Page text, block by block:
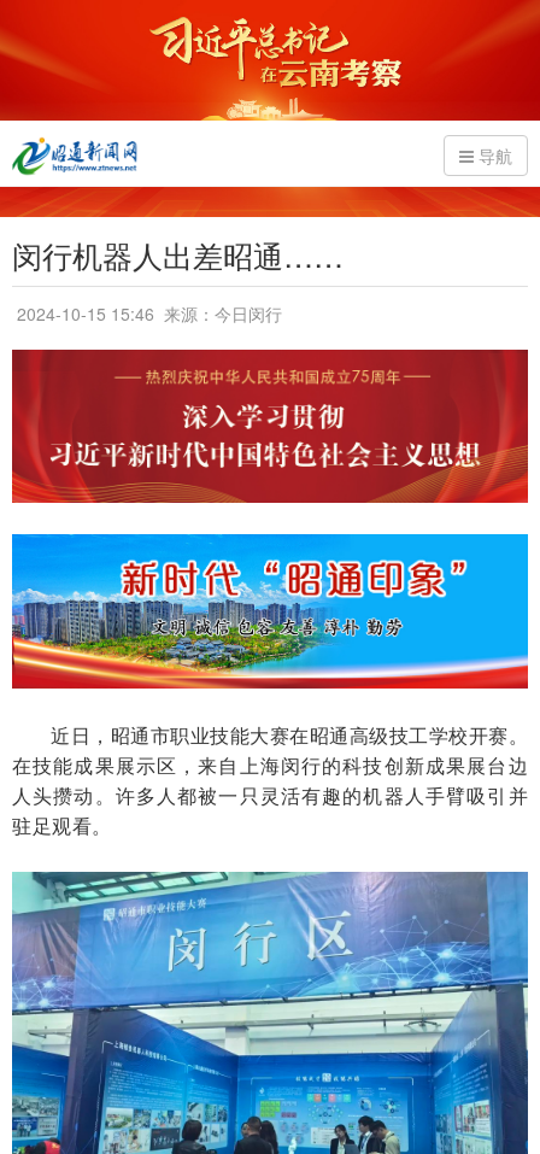
导航
闵行机器人出差昭通……
2024-10-15 15:46 来源：今日闵行
近日，昭通市职业技能大赛在昭通高级技工学校开赛。
在技能成果展示区，来自上海闵行的科技创新成果展台边
人头攒动。许多人都被一只灵活有趣的机器人手臂吸引并
驻足观看。